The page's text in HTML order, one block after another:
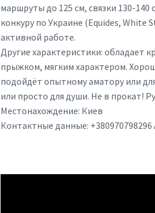
маршруты до 125 см, связки 130-140
конкуру по Украине (Equides, White
активной работе.
Другие характеристики: обладает
прыжком, мягким характером.
подойдёт опытному аматору или
или просто для души. Не в прокат!
Местонахождение: Киев
Контактные данные: +380970798296